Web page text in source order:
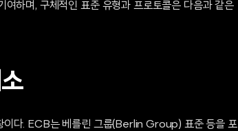
하며, 구체적인 표준 유형과 프로토콜은 다음과 같은
이다. ECB는 베를린 그룹(Berlin Group) 표준 등을 포